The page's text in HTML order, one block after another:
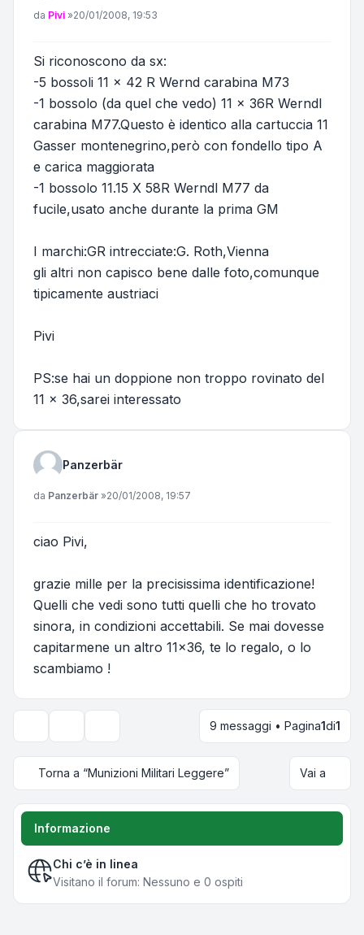
Messaggio
da Pivi »20/01/2008, 19:53
Si riconoscono da sx:
-5 bossoli 11 x 42 R Wernd carabina M73
-1 bossolo (da quel che vedo) 11 x 36R Werndl
carabina M77.Questo è identico alla cartuccia 11
Gasser montenegrino,però con fondello tipo A
e carica maggiorata
-1 bossolo 11.15 X 58R Werndl M77 da
fucile,usato anche durante la prima GM
I marchi:GR intrecciate:G. Roth,Vienna
gli altri non capisco bene dalle foto,comunque
tipicamente austriaci
Pivi
PS:se hai un doppione non troppo rovinato del
11 x 36,sarei interessato
Panzerbär
Messaggio
da Panzerbär »20/01/2008, 19:57
ciao Pivi,
grazie mille per la precisissima identificazione!
Quelli che vedi sono tutti quelli che ho trovato
sinora, in condizioni accettabili. Se mai dovesse
capitarmene un altro 11x36, te lo regalo, o lo
scambiamo !
Opzioni di visualizzazione e ordinamento
9 messaggi • Pagina1di1
Torna a “Munizioni Militari Leggere” Vai a
Informazione
Chi c’è in linea
Visitano il forum: Nessuno e 0 ospiti